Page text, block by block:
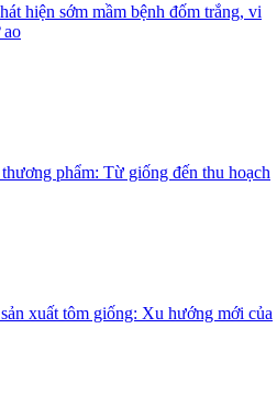
hiện sớm mầm bệnh đốm trắng, vi
ao
phẩm: Từ giống đến thu hoạch
xuất tôm giống: Xu hướng mới của